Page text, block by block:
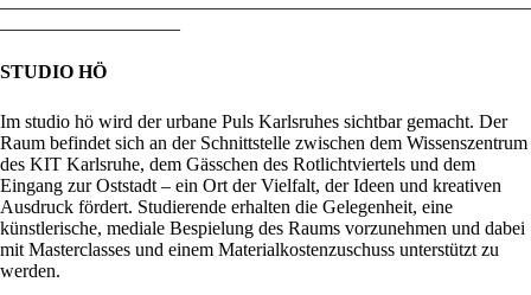
STUDIO HÖ
Im studio hö wird der urbane Puls Karlsruhes sichtbar gemacht. Der
Raum befindet sich an der Schnittstelle zwischen dem Wissenszentrum
des KIT Karlsruhe, dem Gässchen des Rotlichtviertels und dem
Eingang zur Oststadt – ein Ort der Vielfalt, der Ideen und kreativen
Ausdruck fördert. Studierende erhalten die Gelegenheit, eine
künstlerische, mediale Bespielung des Raums vorzunehmen und dabei
mit Masterclasses und einem Materialkostenzuschuss unterstützt zu
werden.